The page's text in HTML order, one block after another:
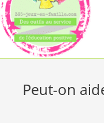
Peut-on